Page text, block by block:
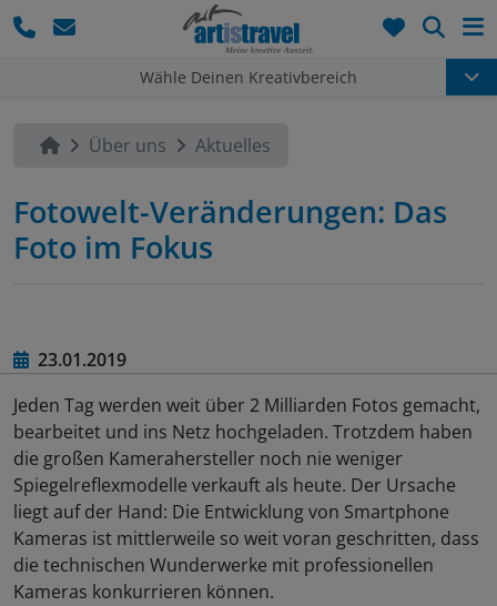
Wähle Deinen Kreativbereich
Über uns Aktuelles
Fotowelt-Veränderungen: Das
Foto im Fokus
23.01.2019
Jeden Tag werden weit über 2 Milliarden Fotos gemacht,
bearbeitet und ins Netz hochgeladen. Trotzdem haben
die großen Kamerahersteller noch nie weniger
Spiegelreflexmodelle verkauft als heute. Der Ursache
liegt auf der Hand: Die Entwicklung von Smartphone
Kameras ist mittlerweile so weit voran geschritten, dass
die technischen Wunderwerke mit professionellen
Kameras konkurrieren können.